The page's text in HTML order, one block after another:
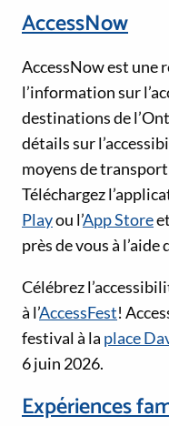
AccessNow
AccessNow est une
l’information sur
destinations de
détails sur
moyens de
Téléchargez
Playou l’App Store
près de vous à
Célébrez
à l’AccessFest!
festival à la place
6 juin 2026.
Expériences